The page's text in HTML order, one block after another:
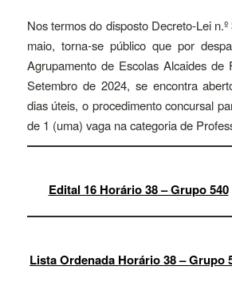
Nos termos do disposto Decreto-Lei
maio, torna-se público que por
Agrupamento de Escolas Alcaides de
Setembro de 2024, se encontra
dias úteis, o procedimento concursal
de 1 (uma) vaga na categoria de
Edital 16 Horário 38 – Grupo 540
Lista Ordenada Horário 38 – Grupo